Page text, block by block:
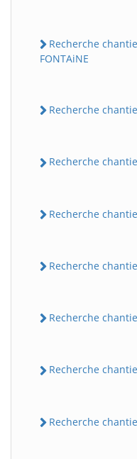
Recherche
FONTAiNE
Recherche
Recherche
Recherche
Recherche
Recherche
Recherche
Recherche